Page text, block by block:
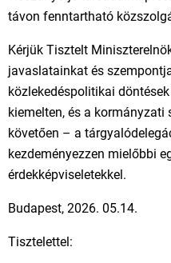
távon fenntartható
Kérjük Tisztelt
javaslatainkat és
közlekedéspolitikai
kiemelten, és a kormányzati
követően – a
kezdeményezzen mielőbbi
érdekképviseletekkel.
Budapest, 2026. 05.14.
Tisztelettel: